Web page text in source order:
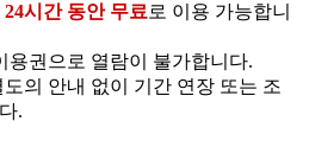
24시간 동안 무료 로 이용 가능합니
용권으로 열람이 불가합니다.
의 안내 없이 기간 연장 또는 조
.